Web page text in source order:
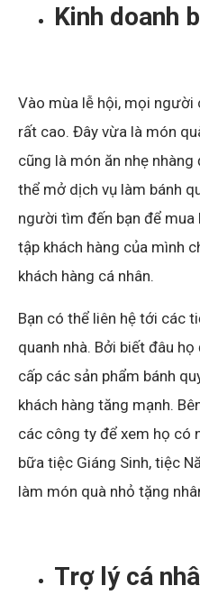
Kinh doanh
Vào mùa lễ hội, mọi người
rất cao. Đây vừa là món
cũng là món ăn nhẹ
thể mở dịch vụ làm bánh
người tìm đến bạn để mua
tập khách hàng của mình
khách hàng cá nhân.
Bạn có thể liên hệ tới các
quanh nhà. Bởi biết đâu
cấp các sản phẩm bánh
khách hàng tăng mạnh.
các công ty để xem họ có
bữa tiệc Giáng Sinh, tiệc
làm món quà nhỏ tặng
Trợ lý cá